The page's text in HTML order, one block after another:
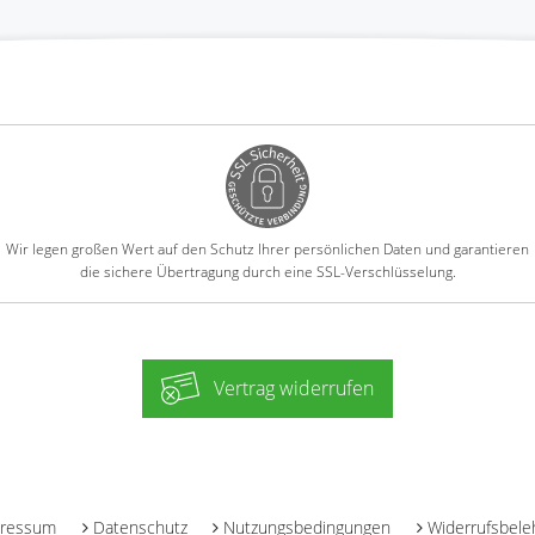
Wir legen großen Wert auf den Schutz Ihrer persönlichen Daten und garantieren
die sichere Übertragung durch eine SSL-Verschlüsselung.
Vertrag widerrufen
Datenschutz Nutzungsbedingungen